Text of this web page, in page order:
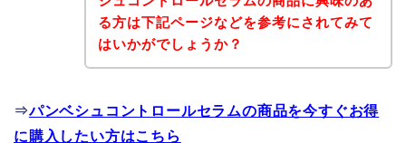
る方は下記ページなどを参考にされてみて
はいかがでしょうか？
⇒パンベシュコントロールセラムの商品を今すぐお得
に購入したい方はこちら